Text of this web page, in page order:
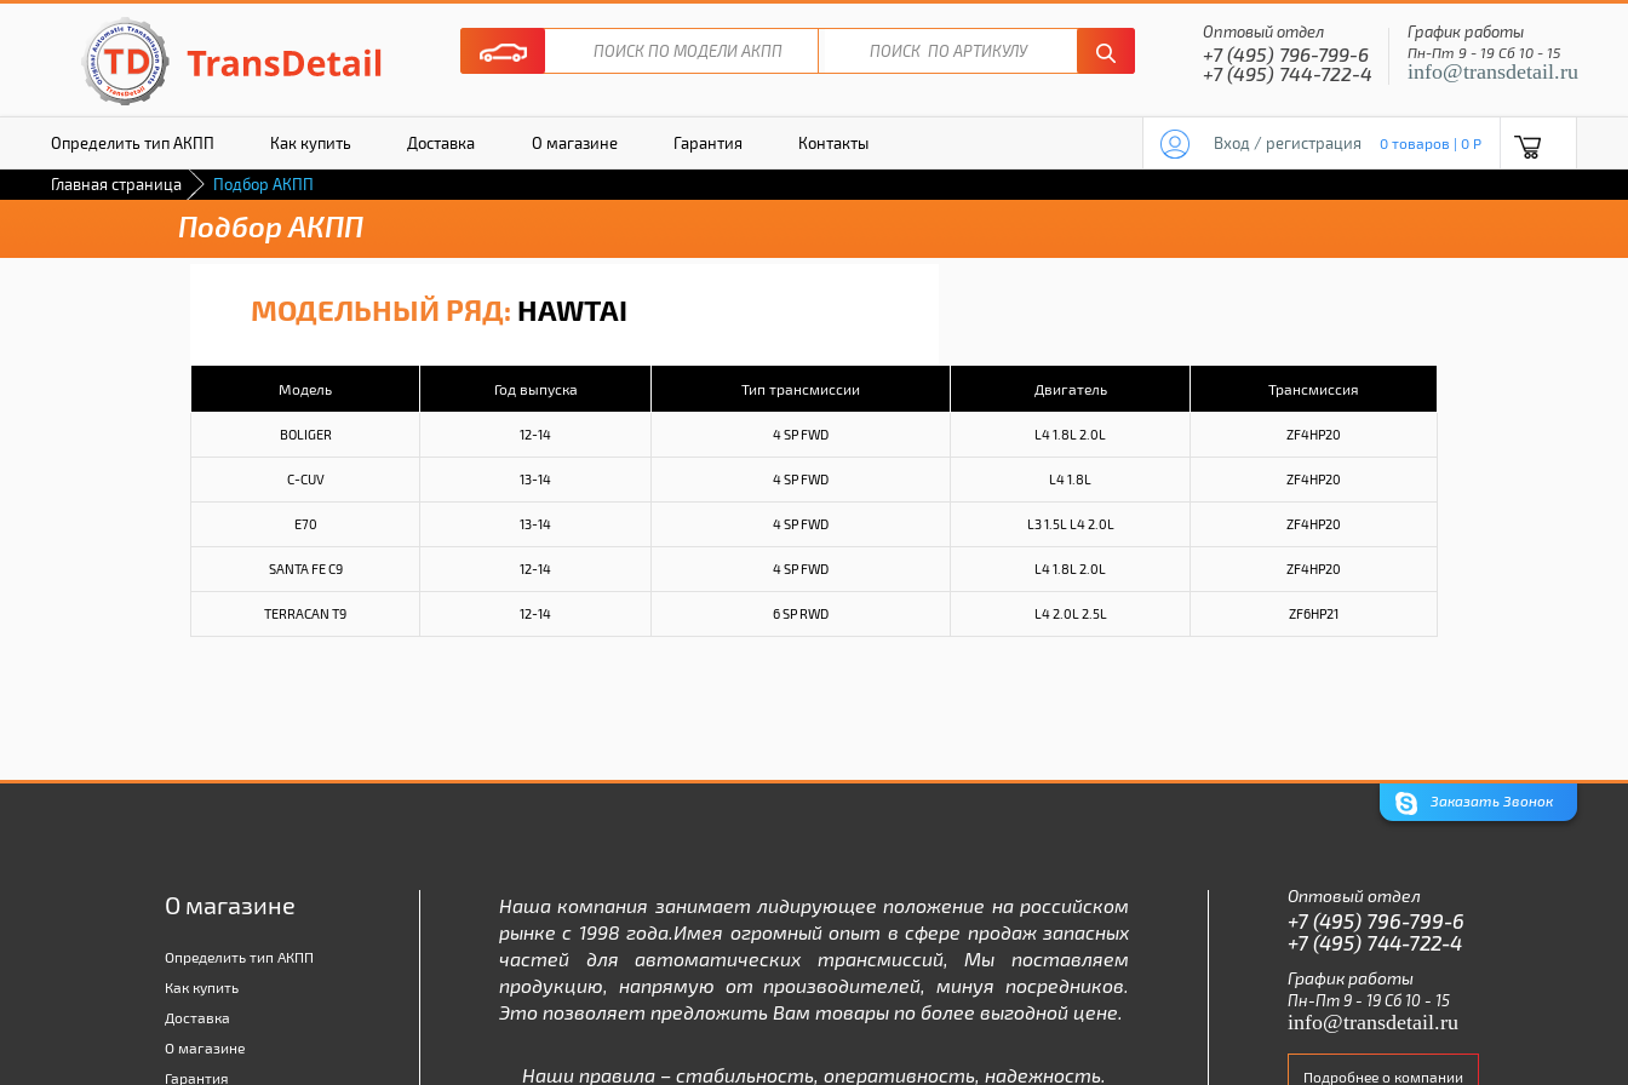
Оптовый отдел
+7 (495) 796-799-6
+7 (495) 744-722-4
График работы
Пн-Пт 9 - 19 Сб 10 - 15
info@transdetail.ru
Определить тип АКПП Как купить Доставка О магазине Гарантия Контакты Вход / регистрация 0 товаров | 0 P
Главная страница Подбор АКПП
Подбор АКПП
МОДЕЛЬНЫЙ РЯД: HAWTAI
Модель Год выпуска Тип трансмиссии Двигатель Трансмиссия
BOLIGER 12-14 4 SP FWD L4 1.8L 2.0L ZF4HP20
C-CUV 13-14 4 SP FWD L4 1.8L ZF4HP20
E70 13-14 4 SP FWD L3 1.5L L4 2.0L ZF4HP20
SANTA FE C9 12-14 4 SP FWD L4 1.8L 2.0L ZF4HP20
TERRACAN T9 12-14 6 SP RWD L4 2.0L 2.5L ZF6HP21
Заказать Звонок
О магазине
Определить тип АКПП
Как купить
Доставка
О магазине
Гарантия
Наша компания занимает лидирующее положение на российском
рынке с 1998 года.Имея огромный опыт в сфере продаж запасных
частей для автоматических трансмиссий, Мы поставляем
продукцию, напрямую от производителей, минуя посредников.
Это позволяет предложить Вам товары по более выгодной цене.
Наши правила – стабильность, оперативность, надежность.
Оптовый отдел
+7 (495) 796-799-6
+7 (495) 744-722-4
График работы
Пн-Пт 9 - 19 Сб 10 - 15
info@transdetail.ru
Подробнее о компании